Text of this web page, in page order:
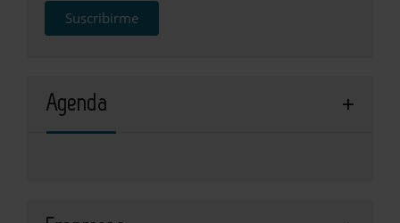
Suscribirme
Agenda